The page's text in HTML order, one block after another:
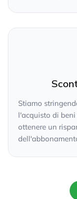
Stiamo
l'acquisto di
ottenere un